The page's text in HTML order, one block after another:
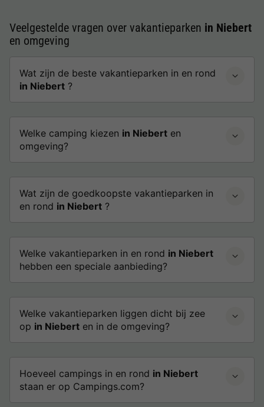
Veelgestelde vragen over vakantieparken in Niebert
en omgeving
Wat zijn de beste vakantieparken in en rond
in Niebert ?
Welke camping kiezen in Niebert en
omgeving?
Wat zijn de goedkoopste vakantieparken in
en rond in Niebert ?
Welke vakantieparken in en rond in Niebert
hebben een speciale aanbieding?
Welke vakantieparken liggen dicht bij zee
op in Niebert en in de omgeving?
Hoeveel campings in en rond in Niebert
staan er op Campings.com?